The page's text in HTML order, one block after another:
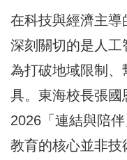
在科技與經濟主
深刻關切的是人工
為打破地域限制、
具。東海校長張國
2026「連結與陪
教育的核心並非技